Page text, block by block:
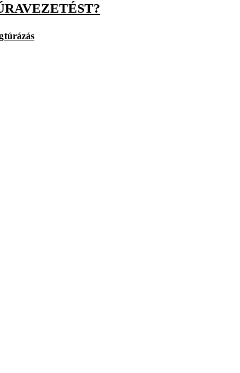
túrázás